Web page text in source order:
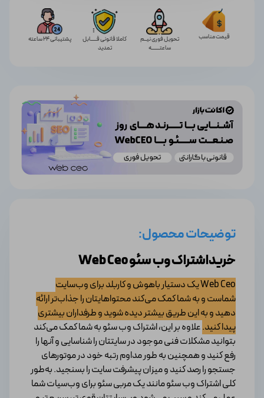
قیمت مناسب
تحویل فوری نیــم
ساعتـــــــه
کاملا قانونی قـــــابل
تمدید
پشتیبانی 24 ساعته
توضیحات محصول:
خریداشتراک وب سئو Web Ceo
Web Ceo یک دستیار باهوش و کاربلد برای وب‌سایت
شماست و به شما کمک می‌کند محتواهایتان را جذاب‌تر ارائه
دهید و به این طریق بیشتر دیده شوید و طرفداران بیشتری
پیدا کنید.علاوه بر این، اشتراک وب سئو به شما کمک می‌کند
بتوانید مشکلات فنی موجود در سایتتان را شناسایی و آنها را
رفع کنید و همچنین به طور مداوم رتبه خود در موتورهای
جستجو را رصد کنید و میزان پیشرفت سایت را بسنجید. به‌طور
کلی اشتراک وب ‌سئو مانند یک مربی سئو برای وب‌سیات شما